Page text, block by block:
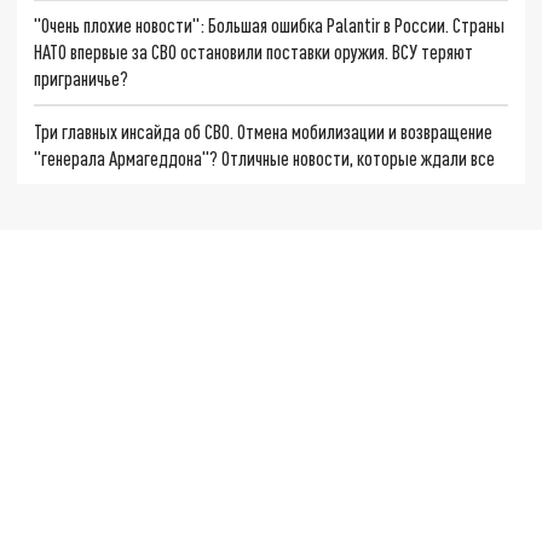
"Очень плохие новости": Большая ошибка Palantir в России. Страны
НАТО впервые за СВО остановили поставки оружия. ВСУ теряют
приграничье?
Три главных инсайда об СВО. Отмена мобилизации и возвращение
"генерала Армагеддона"? Отличные новости, которые ждали все